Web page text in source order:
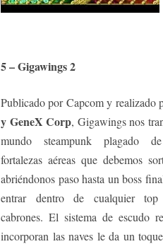
5 – Gigawings 2
Publicado por Capcom y realizado
y GeneX Corp, Gigawings nos
mundo steampunk plagado
fortalezas aéreas que debemos
abriéndonos paso hasta un boss
entrar dentro de cualquier
cabrones. El sistema de escudo
incorporan las naves le da un